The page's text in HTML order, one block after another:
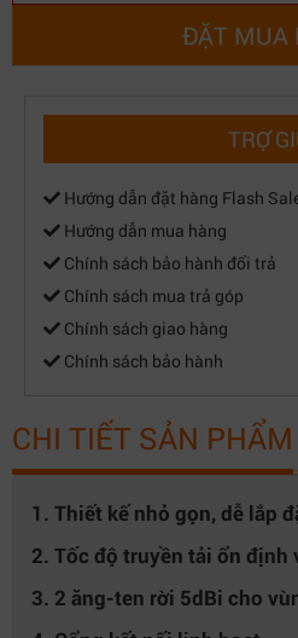
ĐẶT MUA
TRỢ
Hướng dẫn đặt hàng Flash
Hướng dẫn mua hàng
Chính sách bảo hành đổi trả
Chính sách mua trả góp
Chính sách giao hàng
Chính sách bảo hành
CHI TIẾT SẢN PHẨM
1. Thiết kế nhỏ gọn, dễ lắp
2. Tốc độ truyền tải ổn định
3. 2 ăng-ten rời 5dBi cho